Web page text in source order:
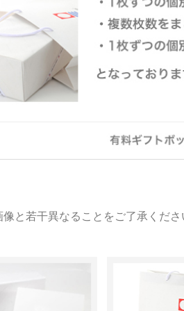
像と若干異なることをご了承くださ